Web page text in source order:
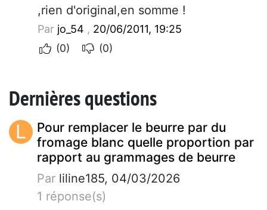
,rien d'original,en somme !
Par jo_54 , 20/06/2011, 19:25
(0)
(0)
Dernières questions
L
Pour remplacer le beurre par du
fromage blanc quelle proportion par
rapport au grammages de beurre
Par liline185, 04/03/2026
1 réponse(s)